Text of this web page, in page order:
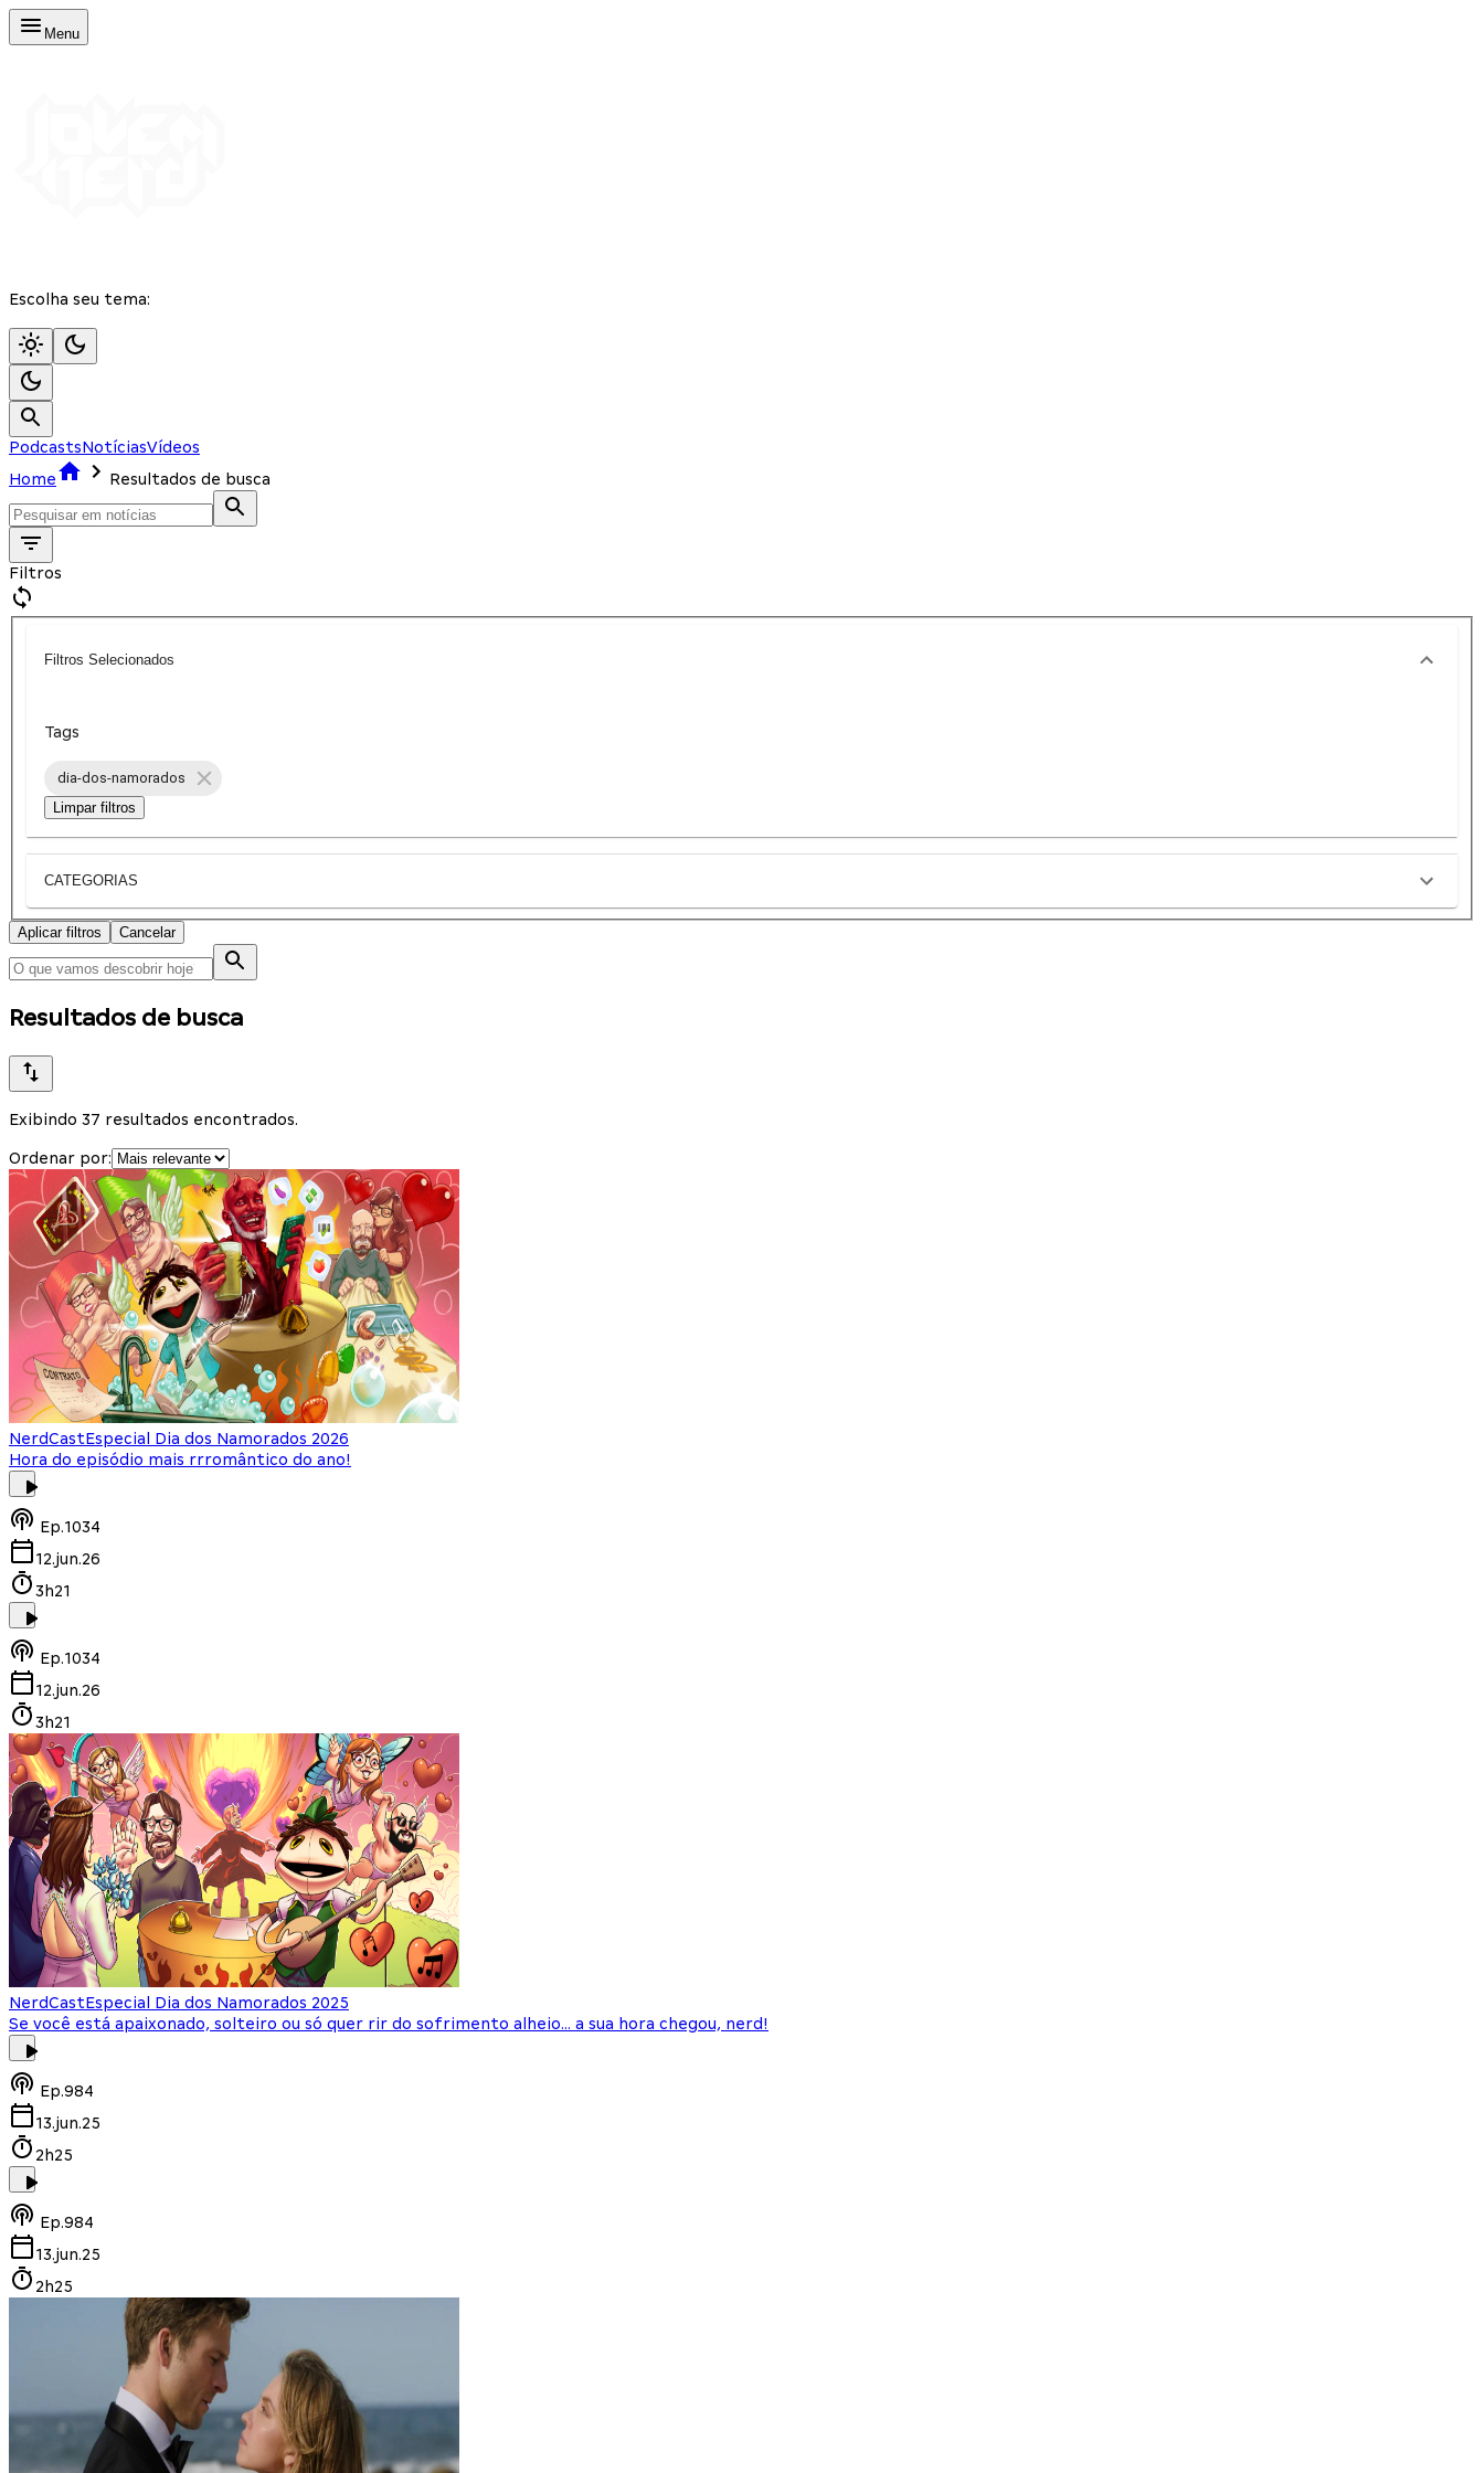
Menu
Escolha seu tema:
PodcastsNotíciasVídeos
Home
Resultados de busca
Filtros
Filtros Selecionados
Tags
dia-dos-namorados
Limpar filtros
CATEGORIAS
Aplicar filtros Cancelar
Resultados de busca
Exibindo 37 resultados encontrados.
Ordenar por:
NerdCastEspecial Dia dos Namorados 2026
Hora do episódio mais rrromântico do ano!
Ep.1034
12.jun.26
3h21
Ep.1034
12.jun.26
3h21
NerdCastEspecial Dia dos Namorados 2025
Se você está apaixonado, solteiro ou só quer rir do sofrimento alheio… a sua hora chegou, nerd!
Ep.984
13.jun.25
2h25
Ep.984
13.jun.25
2h25